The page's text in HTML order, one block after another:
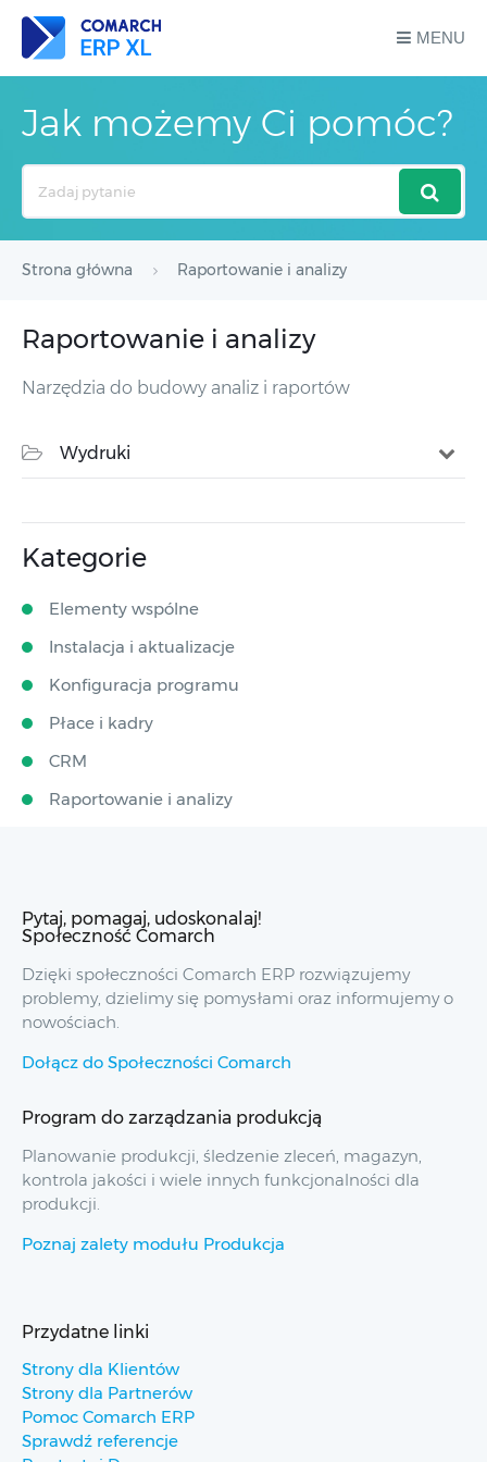
MENU
Jak możemy Ci pomóc?
Strona główna Raportowanie i analizy
Raportowanie i analizy
Narzędzia do budowy analiz i raportów
Wydruki
Kategorie
Elementy wspólne
Instalacja i aktualizacje
Konfiguracja programu
Płace i kadry
CRM
Raportowanie i analizy
Pytaj, pomagaj, udoskonalaj!
Społeczność Comarch
Dzięki społeczności Comarch ERP rozwiązujemy
problemy, dzielimy się pomysłami oraz informujemy o
nowościach.
Dołącz do Społeczności Comarch
Program do zarządzania produkcją
Planowanie produkcji, śledzenie zleceń, magazyn,
kontrola jakości i wiele innych funkcjonalności dla
produkcji.
Poznaj zalety modułu Produkcja
Przydatne linki
Strony dla Klientów
Strony dla Partnerów
Pomoc Comarch ERP
Sprawdź referencje